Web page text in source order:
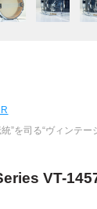
”を司る“ヴィンテー
VT-